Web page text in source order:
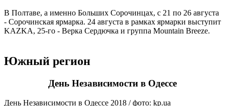
В Полтаве, а именно Больших Сорочинцах, с 21 по 26 августа
- Сорочинская ярмарка. 24 августа в рамках ярмарки выступит
KAZKA, 25-го - Верка Сердючка и группа Mountain Breeze.
Южный регион
День Независимости в Одессе
День Независимости в Одессе 2018 / фото: kp.ua